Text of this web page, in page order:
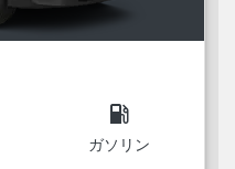
local_gas_station
ガソリン